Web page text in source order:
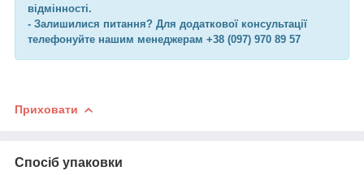
відмінності.
- Залишилися питання? Для додаткової консультації
телефонуйте нашим менеджерам +38 (097) 970 89 57
Приховати
Спосіб упаковки